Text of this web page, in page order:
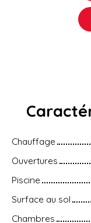
Chauffage
Ouvertures
Piscine
Surface au sol
Chambres